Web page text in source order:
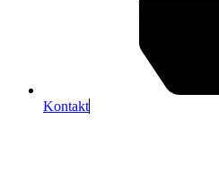
Kontakt